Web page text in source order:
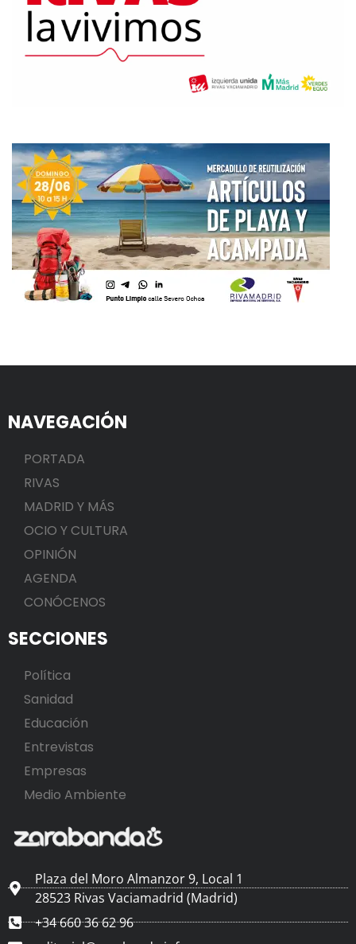
NAVEGACIÓN
PORTADA
RIVAS
MADRID Y MÁS
OCIO Y CULTURA
OPINIÓN
AGENDA
CONÓCENOS
SECCIONES
Política
Sanidad
Educación
Entrevistas
Empresas
Medio Ambiente
Plaza del Moro Almanzor 9, Local 1
28523 Rivas Vaciamadrid (Madrid)
+34 660 36 62 96